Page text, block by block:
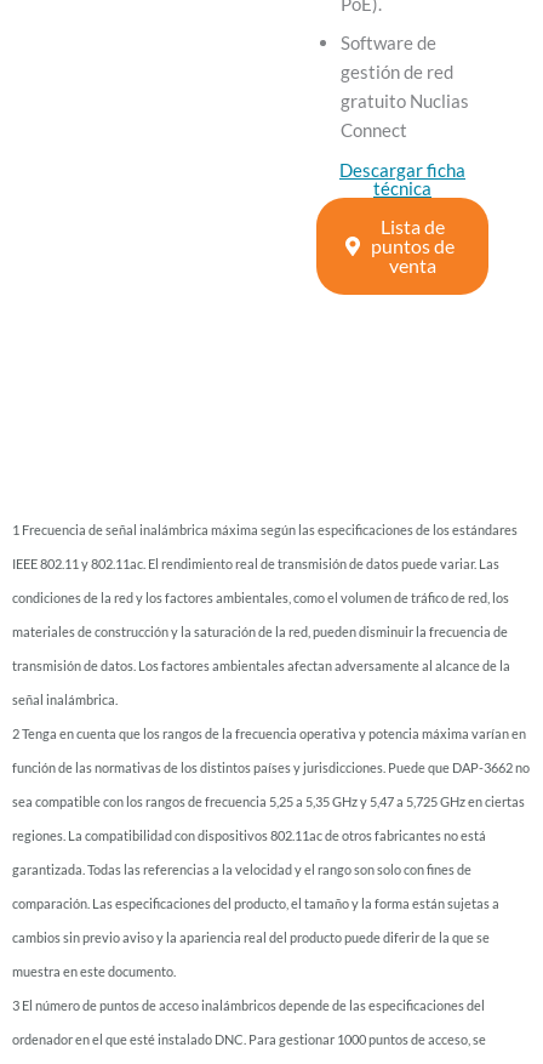
Software de
gestión de red
gratuito Nuclias
Connect
Descargar ficha
técnica
Lista de
puntos de
venta
1 Frecuencia de señal inalámbrica máxima según las especificaciones de los estándares
IEEE 802.11 y 802.11ac. El rendimiento real de transmisión de datos puede variar. Las
condiciones de la red y los factores ambientales, como el volumen de tráfico de red, los
materiales de construcción y la saturación de la red, pueden disminuir la frecuencia de
transmisión de datos. Los factores ambientales afectan adversamente al alcance de la
señal inalámbrica.
2 Tenga en cuenta que los rangos de la frecuencia operativa y potencia máxima varían en
función de las normativas de los distintos países y jurisdicciones. Puede que DAP-3662 no
sea compatible con los rangos de frecuencia 5,25 a 5,35 GHz y 5,47 a 5,725 GHz en ciertas
regiones. La compatibilidad con dispositivos 802.11ac de otros fabricantes no está
garantizada. Todas las referencias a la velocidad y el rango son solo con fines de
comparación. Las especificaciones del producto, el tamaño y la forma están sujetas a
cambios sin previo aviso y la apariencia real del producto puede diferir de la que se
muestra en este documento.
3 El número de puntos de acceso inalámbricos depende de las especificaciones del
ordenador en el que esté instalado DNC. Para gestionar 1000 puntos de acceso, se